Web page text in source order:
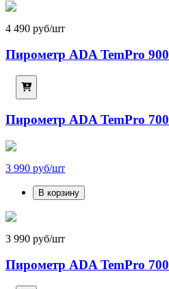
4 490 руб/шт
Пирометр ADA TemPro 900
Пирометр ADA TemPro 700
3 990 руб/шт
В корзину
3 990 руб/шт
Пирометр ADA TemPro 700